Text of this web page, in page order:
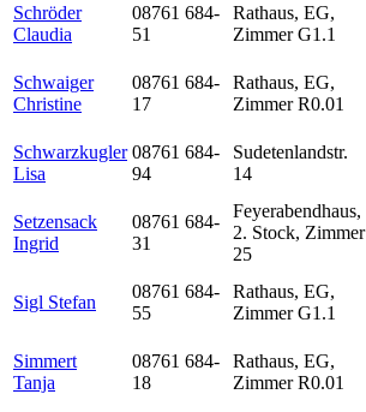
Schröder
Claudia
08761 684-
51
Rathaus, EG,
Zimmer G1.1
Schwaiger
Christine
08761 684-
17
Rathaus, EG,
Zimmer R0.01
Schwarzkugler
Lisa
08761 684-
94
Sudetenlandstr.
14
Setzensack
Ingrid
08761 684-
31
Feyerabendhaus,
2. Stock, Zimmer
25
Sigl Stefan
08761 684-
55
Rathaus, EG,
Zimmer G1.1
Simmert
Tanja
08761 684-
18
Rathaus, EG,
Zimmer R0.01